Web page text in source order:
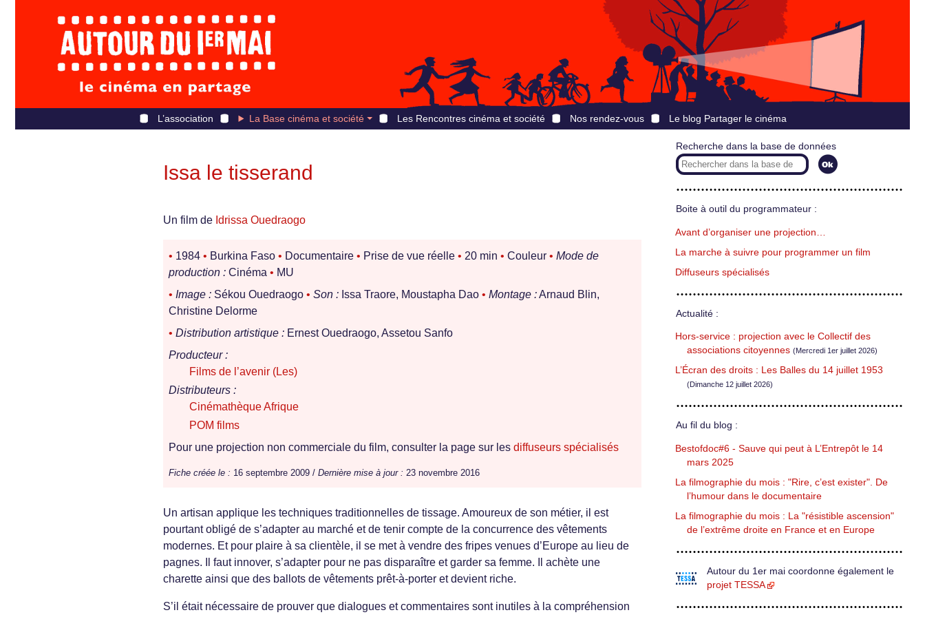
L’association La Base cinéma et société Les Rencontres cinéma et société Nos rendez-vous Le blog Partager le cinéma
Issa le tisserand
Un film de Idrissa Ouedraogo
• 1984 • Burkina Faso • Documentaire • Prise de vue réelle • 20 min • Couleur • Mode de
production : Cinéma • MU
• Image : Sékou Ouedraogo • Son : Issa Traore, Moustapha Dao • Montage :Arnaud Blin,
Christine Delorme
• Distribution artistique : Ernest Ouedraogo, Assetou Sanfo
Producteur :
Films de l’avenir (Les)
Distributeurs :
Cinémathèque Afrique
POM films
Pour une projection non commerciale du film, consulter la page sur les diffuseurs spécialisés
Fiche créée le : 16 septembre 2009 / Dernière mise à jour : 23 novembre 2016
Un artisan applique les techniques traditionnelles de tissage. Amoureux de son métier, il est
pourtant obligé de s’adapter au marché et de tenir compte de la concurrence des vêtements
modernes. Et pour plaire à sa clientèle, il se met à vendre des fripes venues d’Europe au lieu de
pagnes. Il faut innover, s’adapter pour ne pas disparaître et garder sa femme. Il achète une
charette ainsi que des ballots de vêtements prêt-à-porter et devient riche.
S’il était nécessaire de prouver que dialogues et commentaires sont inutiles à la compréhension
Recherche dans la base de données
Boite à outil du programmateur :
Avant d’organiser une projection…
La marche à suivre pour programmer un film
Diffuseurs spécialisés
Actualité :
Hors-service : projection avec le Collectif des
associations citoyennes (Mercredi 1er juillet 2026)
L’Écran des droits : Les Balles du 14 juillet 1953
(Dimanche 12 juillet 2026)
Au fil du blog :
Bestofdoc#6 - Sauve qui peut à L’Entrepôt le 14
mars 2025
La filmographie du mois : "Rire, c’est exister". De
l’humour dans le documentaire
La filmographie du mois : La "résistible ascension"
de l’extrême droite en France et en Europe
Autour du 1er mai coordonne également le
projet TESSA